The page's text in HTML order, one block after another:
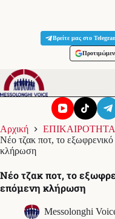
Βρείτε μας στο
Αρχική
ΕΠΙΚΑΙΡΟΤΗΤΑ
Νέο τζακ ποτ, το
κλήρωση
Νέο τζακ ποτ, το
επόμενη κλήρωση
Messolonghi